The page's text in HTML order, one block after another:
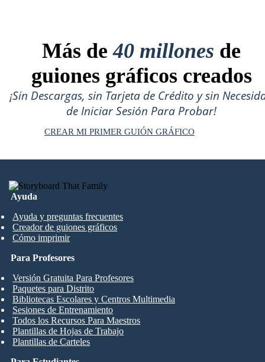
Más de40 millones de
guiones gráficos creados
¡Sin Descargas, sin Tarjeta de Crédito y sin
de Iniciar Sesión Para Probar!
CREAR MI PRIMER GUIÓN GRÁFICO
Ayuda
Ayuda y preguntas frecuentes
Creador de guiones gráficos
Cómo imprimir
Para Profesores
Versión Gratuita Para Profesores
Paquetes para Distrito
Bibliotecas Escolares y Centros Multimedia
Sesiones de Entrenamiento
Todos los Recursos Para Maestros
Plantillas de Hojas de Trabajo
Plantillas de Carteles